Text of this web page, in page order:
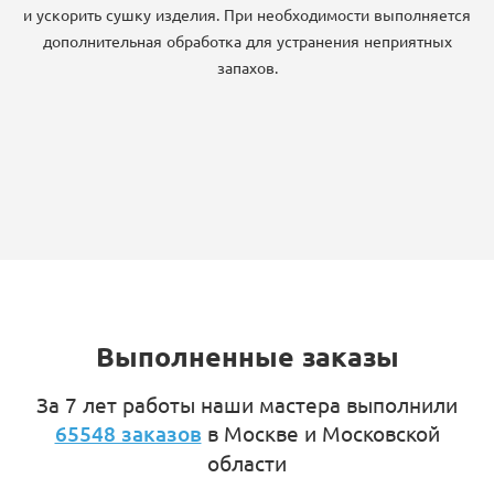
и ускорить сушку изделия. При необходимости выполняется
дополнительная обработка для устранения неприятных
запахов.
Выполненные заказы
За 7 лет работы наши мастера выполнили
65548 заказов в Москве и Московской
области